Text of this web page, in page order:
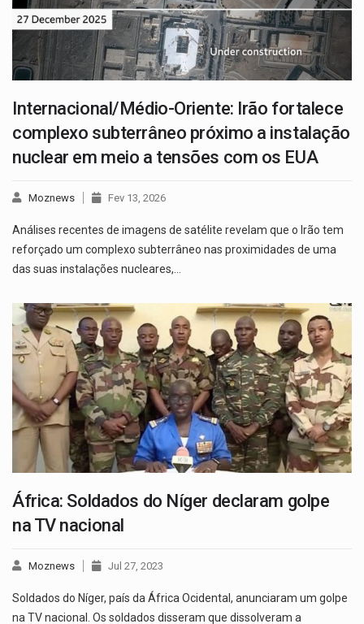
Internacional/Médio-Oriente: Irão fortalece
complexo subterrâneo próximo a instalação
nuclear em meio a tensões com os EUA
Moznews Fev 13, 2026
Análises recentes de imagens de satélite revelam que o Irão tem
reforçado um complexo subterrâneo nas proximidades de uma
das suas instalações nucleares,…
África: Soldados do Níger declaram golpe
na TV nacional
Moznews Jul 27, 2023
Soldados do Níger, país da África Ocidental, anunciaram um golpe
na TV nacional. Os soldados disseram que dissolveram a